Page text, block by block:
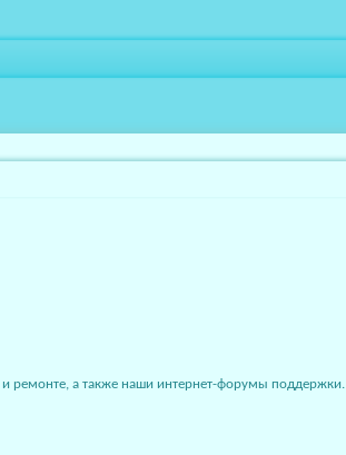
ремонте, а также наши интернет-форумы поддержки.